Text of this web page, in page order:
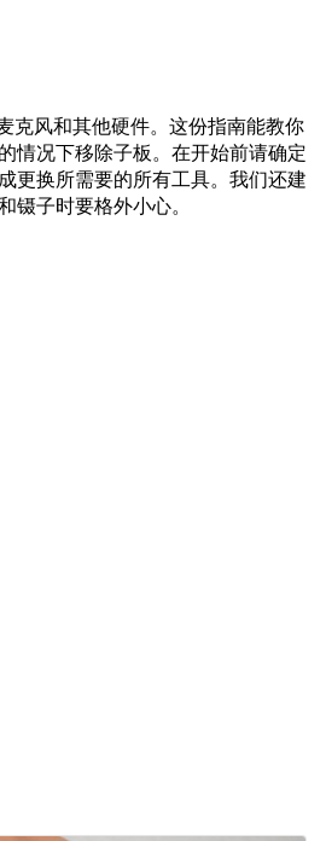
克风和其他硬件。这份指南能教你
情况下移除子板。在开始前请确定
更换所需要的所有工具。我们还建
镊子时要格外小心。